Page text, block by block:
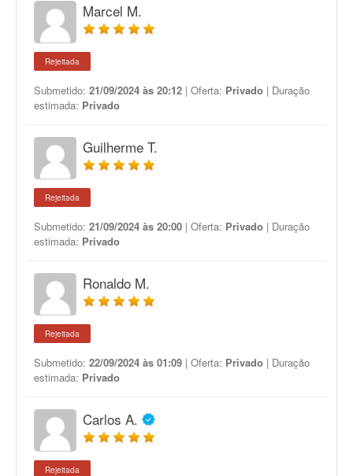
Marcel M.
Rejeitada
Submetido: 21/09/2024 às 20:12 | Oferta: Privado | Duração
estimada: Privado
Guilherme T.
Rejeitada
Submetido: 21/09/2024 às 20:00 | Oferta: Privado | Duração
estimada: Privado
Ronaldo M.
Rejeitada
Submetido: 22/09/2024 às 01:09 | Oferta: Privado | Duração
estimada: Privado
Carlos A.
Rejeitada